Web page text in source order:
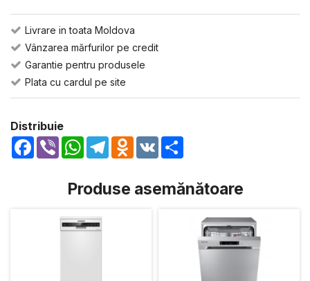
Livrare in toata Moldova
Vânzarea mărfurilor pe credit
Garantie pentru produsele
Plata cu cardul pe site
Distribuie
Facebook
Viber WhatsApp
TelegramOdnoklassniki
VK
Produse asemănătoare